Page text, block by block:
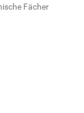
Fächer